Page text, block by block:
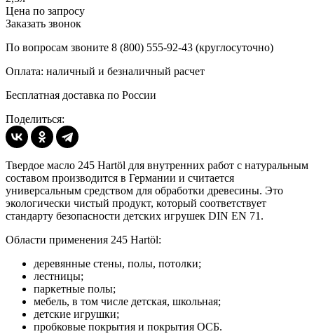
Цена по запросу
Заказать звонок
По вопросам звоните 8 (800) 555-92-43 (круглосуточно)
Оплата: наличный и безналичный расчет
Бесплатная доставка по России
Поделиться:
Твердое масло 245 Hartöl для внутренних работ с натуральным
составом производится в Германии и считается
универсальным средством для обработки древесины. Это
экологически чистый продукт, который соответствует
стандарту безопасности детских игрушек DIN EN 71.
Области применения 245 Hartöl:
деревянные стены, полы, потолки;
лестницы;
паркетные полы;
мебель, в том числе детская, школьная;
детские игрушки;
пробковые покрытия и покрытия ОСБ.